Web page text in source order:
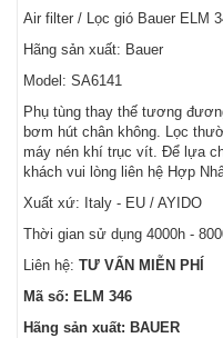
Air filter / Lọc gió Bauer ELM
Hãng sản xuất: Bauer
Model: SA6141
Phụ tùng thay thế tương
bơm hút chân không. Lọc
máy nén khí trục vít. Để lựa
khách vui lòng liên hệ Hợp
Xuất xứ: Italy - EU / AYIDO
Thời gian sử dụng 4000h -
Liên hệ: TƯ VẤN MIỄN PHÍ
Mã số: ELM 346
Hãng sản xuất: BAUER